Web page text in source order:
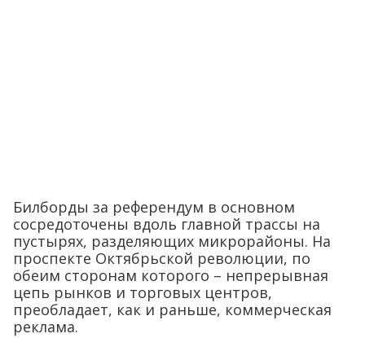
Билборды за референдум в основном
сосредоточены вдоль главной трассы на
пустырях, разделяющих микрорайоны. На
проспекте Октябрьской революции, по
обеим сторонам которого – непрерывная
цепь рынков и торговых центров,
преобладает, как и раньше, коммерческая
реклама.